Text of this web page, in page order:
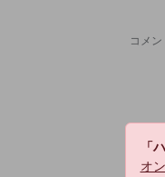
コメ
「
オン